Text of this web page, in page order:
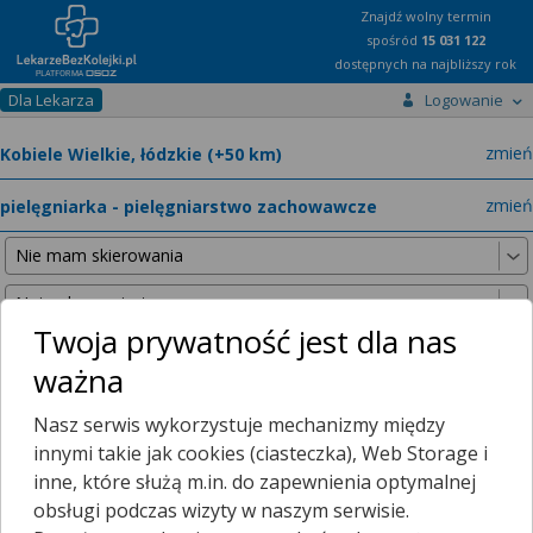
Znajdź wolny termin
spośród 15 031 122
dostępnych na najbliższy rok
Dla Lekarza Logowanie
zmień
zmień
Nie znaleźliśmy żadnych lekarzy w promieniu25 km , dlatego
zwiększyliśmy promień wyszukiwania do
50 km
Twoja prywatność jest dla nas
ważna
Nasz serwis wykorzystuje mechanizmy między
innymi takie jak cookies (ciasteczka), Web Storage i
inne, które służą m.in. do zapewnienia optymalnej
obsługi podczas wizyty w naszym serwisie.